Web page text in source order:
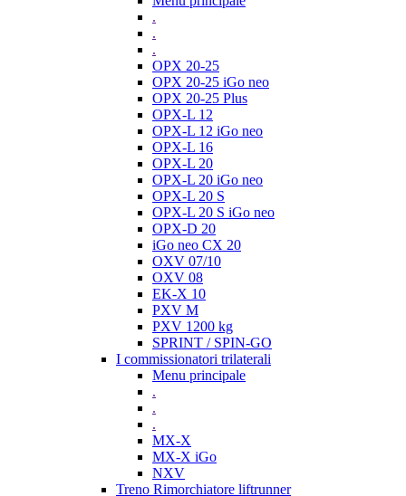
.
.
.
OPX 20-25
OPX 20-25 iGo neo
OPX 20-25 Plus
OPX-L 12
OPX-L 12 iGo neo
OPX-L 16
OPX-L 20
OPX-L 20 iGo neo
OPX-L 20 S
OPX-L 20 S iGo neo
OPX-D 20
iGo neo CX 20
OXV 07/10
OXV 08
EK-X 10
PXV M
PXV 1200 kg
SPRINT / SPIN-GO
I commissionatori trilaterali
Menu principale
.
.
.
MX-X
MX-X iGo
NXV
Treno Rimorchiatore liftrunner